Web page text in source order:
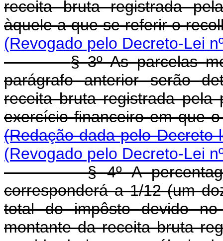
receita bruta registrada
àquele a que se referir o
(Revogado pelo Decreto-Lei
§ 3º As parcelas
parágrafo anterior serão
receita bruta registrada
exercício financeiro
(Redação dada pelo
(Revogado pelo Decreto-Lei
§ 4º A percentagem
corresponderá a 1/12 (um
total do impôsto devido no
montante da receita bruta